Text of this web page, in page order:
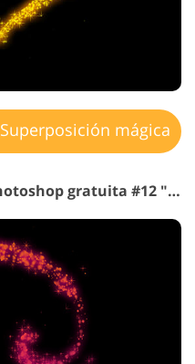
Superposición mágica
Superposición mágica de Photoshop gratuita #12 "Dragones de Primavera"